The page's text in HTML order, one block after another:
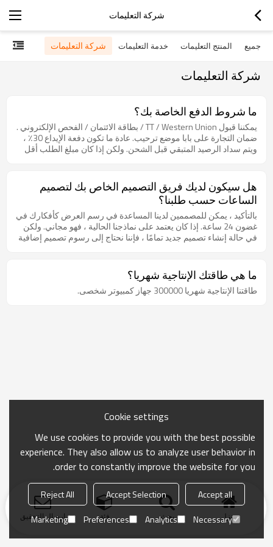
شركة التعليمات
جميع المنتج التعليمات خدمة التعليمات شركة التعليمات
شركة التعليمات
ما شروط الدفع الخاصة بك؟
يمكننا قبول TT / Western Union / بطاقة الائتمان / الفحص الإلكتروني .
ضمان التجارة على بابا موضع ترحيب. عادة ما تكون دفعة الإيداع 30٪ ،
ويتم سداد الرصيد المتبقي قبل الشحن. ولكن إذا كان مبلغ الطلب أقل
هل سيكون لديك فريق التصميم الخاص بك لتصميم
الساعات حسب طلبنا؟
بالتأكيد ، يمكن للمصممين لدينا المساعدة في رسم العرض كأفكارك في
غضون 24 ساعة. إذا كان يعتمد على نماذجنا الحالية ، فهو مجاني. ولكن
في حالة إنشاء تصميم جديد تمامًا ، فإننا نحتاج إلى رسوم تصميم إضافية
ما هي طاقتك الإنتاجية شهريا؟
طاقتنا الإنتاجية شهريا 300000 جهاز كمبيوتر شخصى.
منزل بحث فئة ارسال التحقيق
Cookie settings
We use cookies to provide you with the best possible
experience. They also allow us to analyze user behavior in
order to constantly improve the website for you.
Accept all
Accept Selection
Reject All
Necessary
Analytics
Preferences
Marketing